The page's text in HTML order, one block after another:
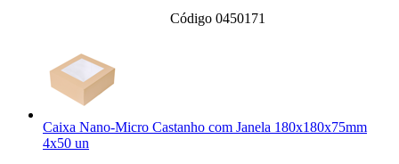
Código 0450171
Caixa Nano-Micro Castanho com Janela 180x180x75mm
4x50 un